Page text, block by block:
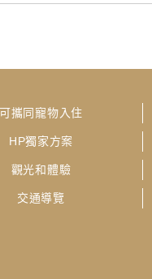
可攜同寵物入住
HP獨家方案
觀光和體驗
交通導覽